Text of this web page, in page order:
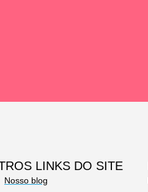
LINKS DO SITE
Nosso blog